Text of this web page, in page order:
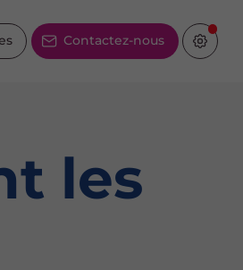
Contactez-nous
les